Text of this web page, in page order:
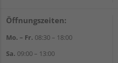
Öffnungszeiten:
Mo. – Fr. 08:30 – 18:00
Sa. 09:00 – 13:00